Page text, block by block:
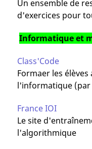
Un ensemble de
d'exercices pour
Informatique et
Class'Code
Formaer les
l'informatique (par
France IOI
Le site
l'algorithmique